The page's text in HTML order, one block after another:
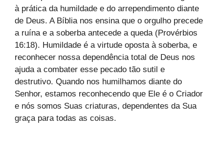
à prática da humildade e do arrependimento diante
de Deus. A Bíblia nos ensina que o orgulho precede
a ruína e a soberba antecede a queda (Provérbios
16:18). Humildade é a virtude oposta à soberba, e
reconhecer nossa dependência total de Deus nos
ajuda a combater esse pecado tão sutil e
destrutivo. Quando nos humilhamos diante do
Senhor, estamos reconhecendo que Ele é o Criador
e nós somos Suas criaturas, dependentes da Sua
graça para todas as coisas.